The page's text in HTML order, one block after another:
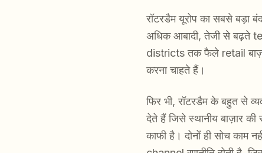
रॉटरडैम यूरोप का सबसे बड़ा
अधिक आबादी, तेजी से बढ़ते
districts तक फैले retail
करना चाहते हैं।
फिर भी, रॉटरडैम के बहुत से
देते हैं जिसे स्थानीय बाज़ार
काफी है। दोनों ही सोच काम